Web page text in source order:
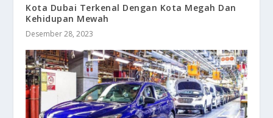
Kota Dubai Terkenal Dengan Kota Megah Dan
Kehidupan Mewah
Desember 28, 2023